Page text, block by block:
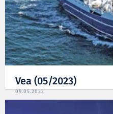
Vea (05/2023)
09.05.2023